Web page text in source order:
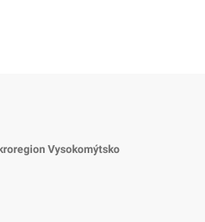
Vysokomýtsko